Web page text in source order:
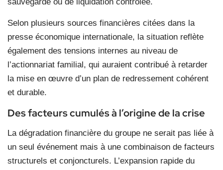
Selon plusieurs sources financières citées dans la
presse économique internationale, la situation reflète
également des tensions internes au niveau de
l’actionnariat familial, qui auraient contribué à retarder
la mise en œuvre d’un plan de redressement cohérent
et durable.
Des facteurs cumulés à l’origine de la crise
La dégradation financière du groupe ne serait pas liée à
un seul événement mais à une combinaison de facteurs
structurels et conjoncturels. L’expansion rapide du